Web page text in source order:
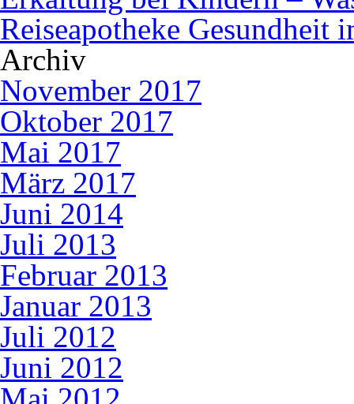
Reiseapotheke Gesundheit
Archiv
November 2017
Oktober 2017
Mai 2017
März 2017
Juni 2014
Juli 2013
Februar 2013
Januar 2013
Juli 2012
Juni 2012